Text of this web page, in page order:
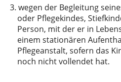
3. wegen der Begleitung
oder Pflegekindes,
Person, mit der er in
einem stationären
Pflegeanstalt, sofern das
noch nicht vollendet hat.